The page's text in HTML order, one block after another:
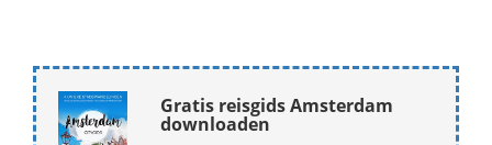
Gratis reisgids Amsterdam
downloaden